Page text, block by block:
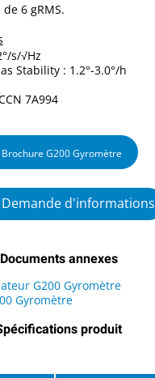
6 gRMS.
s/√Hz
Stability : 1.2°-3.0°/h
7A994
Brochure G200 Gyromètre
Demande d'informations
Documents annexes
G200 Gyromètre
Gyromètre
produit